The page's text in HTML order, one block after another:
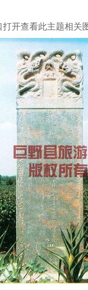
此主题相关